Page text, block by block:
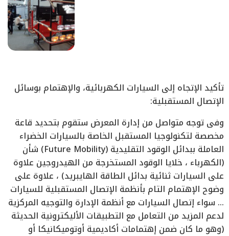
تأكيد الإتجاه إلى السيارات الكهربائية، والإهتمام بوسائل
الإتصال المستقبلية:
وفى توجه متواصل من إدارة المعرض ستقوم بتحديد قاعة
مخصصة لتكنولوجيا المستقبل الخاصة بالسيارات الخضراء
العاملة ببدائل الوقود التقليدية (Future Mobility) شأن
(الكهرباء ، خلايا الوقود المستخرجة من الهيدروجين علاوة
على السيارات ثنائية بدائل الطاقة الهايبريد) ، علاوة على
وضوح الإهتمام التام بأنظمة الإتصال المستقبلية للسيارات
… سواء إتصال السيارات مع أنظمة الإدارة والتوجيه المركزية
لدعم المزيد من التعامل مع التطبيقات الأليكترونية الحديثة
(وهو ما كان ضمن إهتمامات أكاديمية أوتوميكانيكا أو